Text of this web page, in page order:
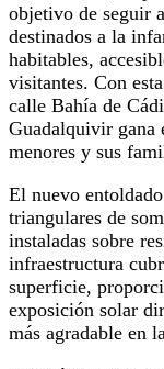
objetivo de seguir
destinados a la
habitables,
visitantes. Con
calle Bahía de
Guadalquivir gana
menores y sus
El nuevo
triangulares de
instaladas sobre
infraestructura
superficie,
exposición solar
más agradable en